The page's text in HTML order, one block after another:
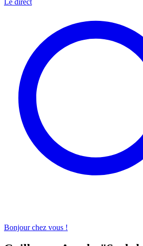
Le direct
Bonjour chez vous !